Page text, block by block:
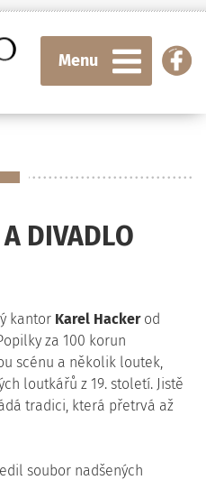
Menu
DIVADLO
kantor Karel Hackerod
za 100 korun
scénu a několik loutek,
loutkářů z 19. století. Jistě
tradici, která přetrvá až
soubor nadšených